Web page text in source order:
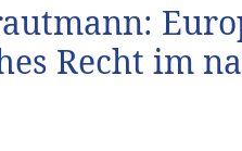
Recht im